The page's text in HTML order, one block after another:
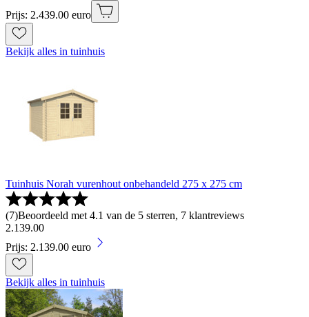
Prijs: 2.439.00 euro
Bekijk alles in tuinhuis
Tuinhuis Norah vurenhout onbehandeld 275 x 275 cm
(7)Beoordeeld met 4.1 van de 5 sterren, 7 klantreviews
2.139.00
Prijs: 2.139.00 euro
Bekijk alles in tuinhuis